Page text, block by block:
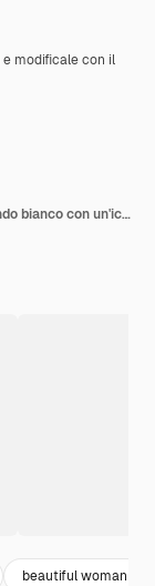
e modificale con il
Ragazza bionda uruguaiana isolata su sfondo bianco con un'icona a forma di punto interrogativo e con un'espressione triste
beautiful woman